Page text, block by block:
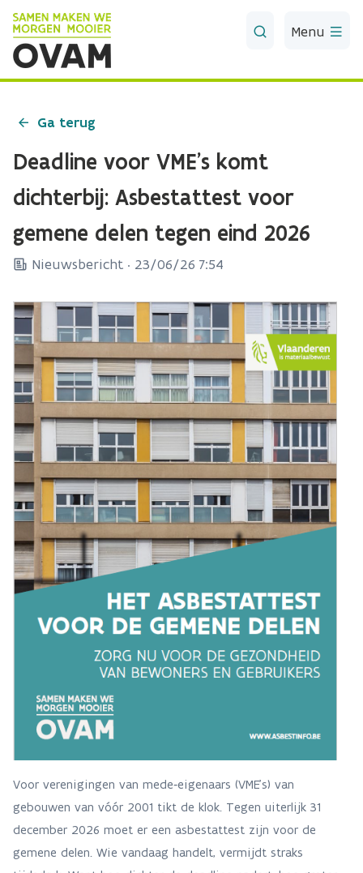
Skip to Main Content
Menu
Ga terug
Deadline voor VME's komt
dichterbij: Asbestattest voor
gemene delen tegen eind 2026
Nieuwsbericht · 23/06/26 7:54
Voor verenigingen van mede‑eigenaars (VME’s) van
gebouwen van vóór 2001 tikt de klok. Tegen uiterlijk 31
december 2026 moet er een asbestattest zijn voor de
gemene delen. Wie vandaag handelt, vermijdt straks